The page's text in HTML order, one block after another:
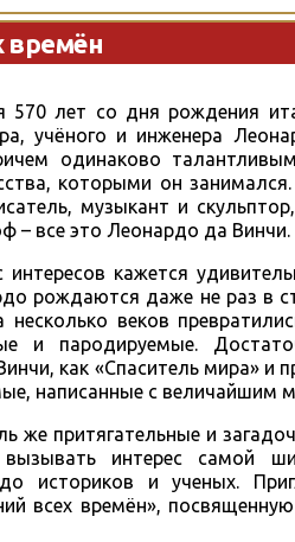
времён
570 лет со дня рождения
учёного и инженера
одинаково
которыми он
музыкант и
– все это Леонардо да Винчи.
интересов кажется
рождаются даже не раз в
веков
и пародируемые.
как «Спаситель мира» и
написанные с величайшим
же притягательные и
интерес самой
до историков и ученых.
всех времён»,